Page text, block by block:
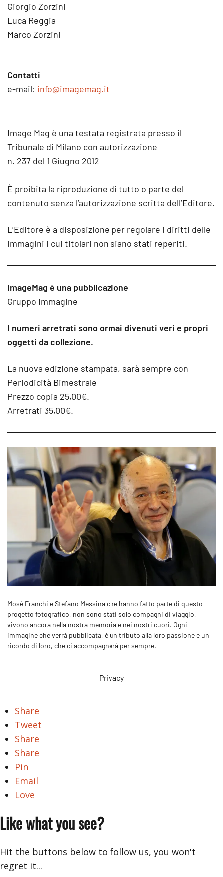
Giorgio Zorzini
Luca Reggia
Marco Zorzini
Contatti
e-mail: info@imagemag.it
Image Mag è una testata registrata presso il
Tribunale di Milano con autorizzazione
n. 237 del 1 Giugno 2012
È proibita la riproduzione di tutto o parte del
contenuto senza l’autorizzazione scritta dell’Editore.
L’Editore è a disposizione per regolare i diritti delle
immagini i cui titolari non siano stati reperiti.
ImageMag è una pubblicazione
Gruppo Immagine
I numeri arretrati sono ormai divenuti veri e propri
oggetti da collezione.
La nuova edizione stampata, sarà sempre con
Periodicità Bimestrale
Prezzo copia 25,00€.
Arretrati 35,00€.
Mosè Franchi e Stefano Messina che hanno fatto parte di questo
progetto fotografico, non sono stati solo compagni di viaggio,
vivono ancora nella nostra memoria e nei nostri cuori. Ogni
immagine che verrà pubblicata, è un tributo alla loro passione e un
ricordo di loro, che ci accompagnerà per sempre.
Privacy
Share
Tweet
Share
Share
Pin
Email
Love
Like what you see?
Hit the buttons below to follow us, you won't
regret it...